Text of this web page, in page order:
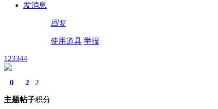
发消息
回复
使用道具 举报
123344
0
主题
2
帖子
2
积分